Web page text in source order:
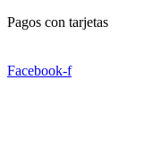
Pagos con tarjetas
Facebook-f